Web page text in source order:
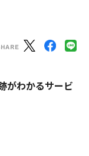
がわかるサービ